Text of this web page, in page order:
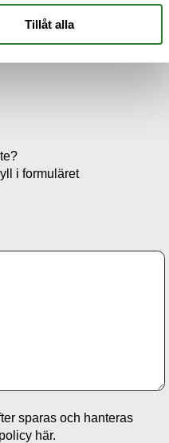
Tillåt alla
i formuläret
sparas och hanteras
här.